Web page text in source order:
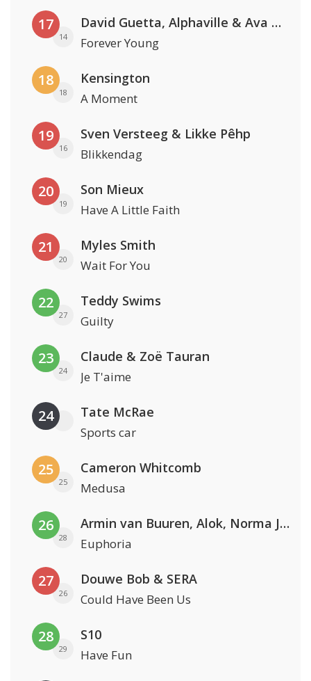
17
14
David Guetta, Alphaville & Ava Max
Forever Young
18
18
Kensington
A Moment
19
16
Sven Versteeg & Likke Pêhp
Blikkendag
20
19
Son Mieux
Have A Little Faith
21
20
Myles Smith
Wait For You
22
27
Teddy Swims
Guilty
23
24
Claude & Zoë Tauran
Je T'aime
24 Tate McRae
Sports car
25
25
Cameron Whitcomb
Medusa
26
28
Armin van Buuren, Alok, Norma Jean Martine & LAWRENT
Euphoria
27
26
Douwe Bob & SERA
Could Have Been Us
28
29
S10
Have Fun